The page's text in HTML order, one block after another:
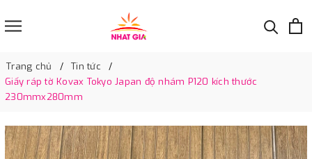
Trang chủ
Tin tức
Giấy ráp tờ Kovax Tokyo Japan độ nhám P120 kích thước
230mmx280mm